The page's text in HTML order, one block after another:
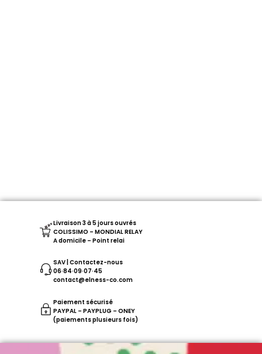
Livraison 3 à 5 jours ouvrés
COLISSIMO – MONDIAL RELAY
A domicile – Point relai
SAV | Contactez-nous
06·84·09·07·45
contact@elness-co.com
Paiement sécurisé
PAYPAL – PAYPLUG – ONEY
(paiements plusieurs fois)